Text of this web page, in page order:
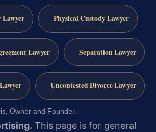
Physical Custody Lawyer
Lawyer Separation Lawyer
Uncontested Divorce Lawyer
Owner and Founder.
This page is for general